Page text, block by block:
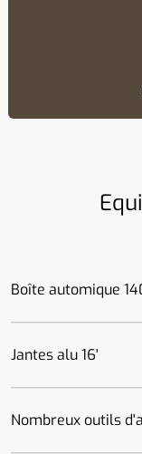
Boîte automique
Jantes alu 16'
Nombreux outils